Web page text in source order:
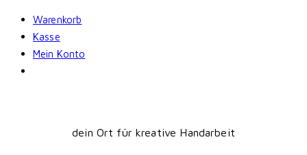
Skip
content
Warenkorb
Kasse
Mein Konto
dein Ort für kreative Handarbeit